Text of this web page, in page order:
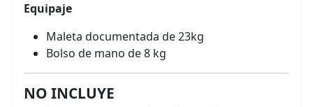
Equipaje
Maleta documentada de 23kg
Bolso de mano de 8 kg
NO INCLUYE